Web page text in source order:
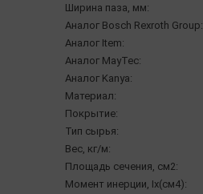
Ширина паза, мм:
Аналог Bosch Rexroth Group:
Аналог Item:
Аналог MayTec:
Аналог Kanya:
Материал:
Покрытие:
Тип сырья:
Вес, кг/м:
Площадь сечения, см2:
Момент инерции, Ix(см4):